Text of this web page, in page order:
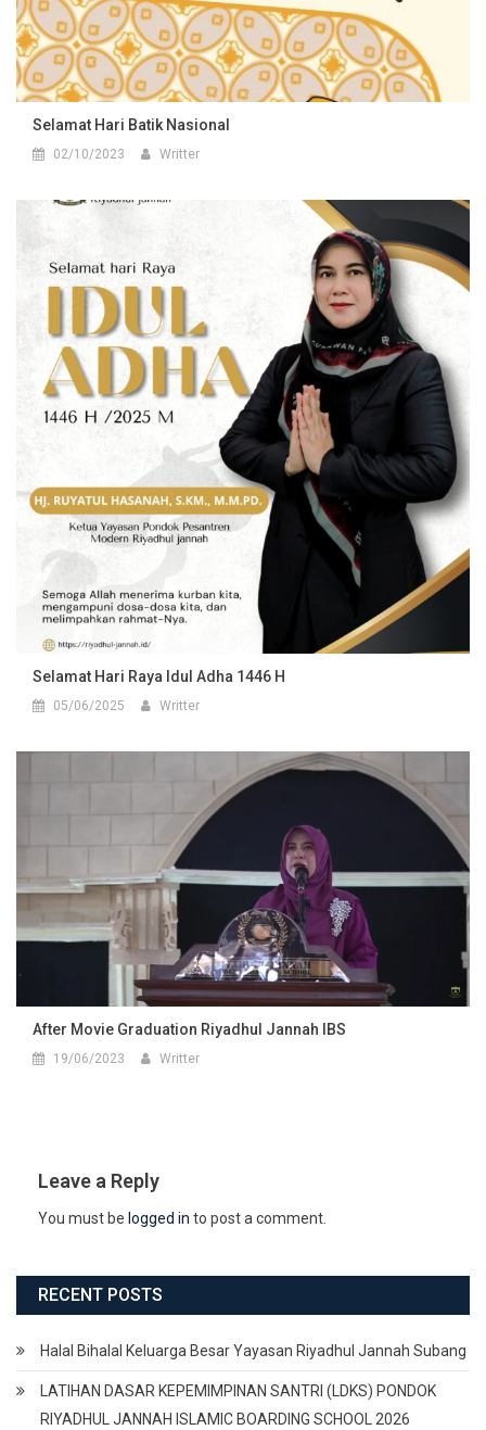
Selamat Hari Batik Nasional
02/10/2023 Writter
Selamat Hari Raya Idul Adha 1446 H
05/06/2025 Writter
After Movie Graduation Riyadhul Jannah IBS
19/06/2023 Writter
Leave a Reply
You must be logged in to post a comment.
RECENT POSTS
Halal Bihalal Keluarga Besar Yayasan Riyadhul Jannah Subang
LATIHAN DASAR KEPEMIMPINAN SANTRI (LDKS) PONDOK
RIYADHUL JANNAH ISLAMIC BOARDING SCHOOL 2026